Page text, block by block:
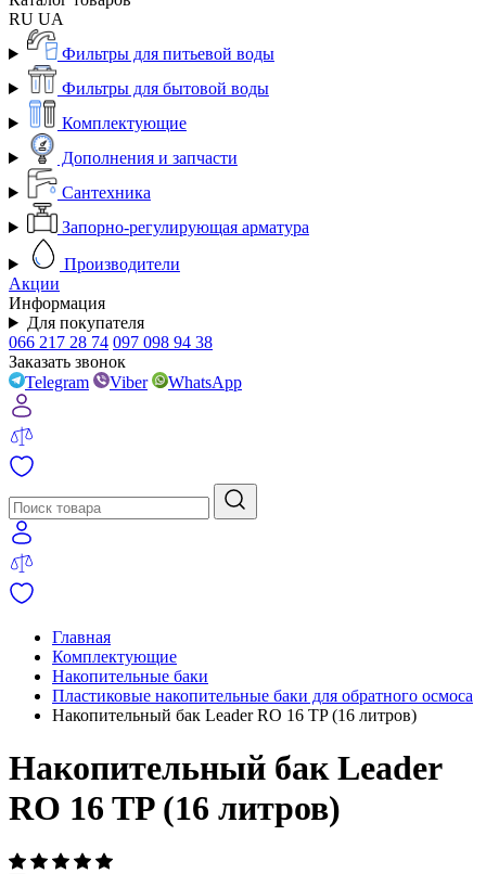
RU UA
Фильтры для питьевой воды
Фильтры для бытовой воды
Комплектующие
Дополнения и запчасти
Сантехника
Запорно-регулирующая арматура
Производители
Акции
Информация
Для покупателя
066 217 28 74 097 098 94 38
Заказать звонок
Telegram
Viber WhatsApp
Главная
Комплектующие
Накопительные баки
Пластиковые накопительные баки для обратного осмоса
Накопительный бак Leader RO 16 TP (16 литров)
Накопительный бак Leader
RO 16 TP (16 литров)